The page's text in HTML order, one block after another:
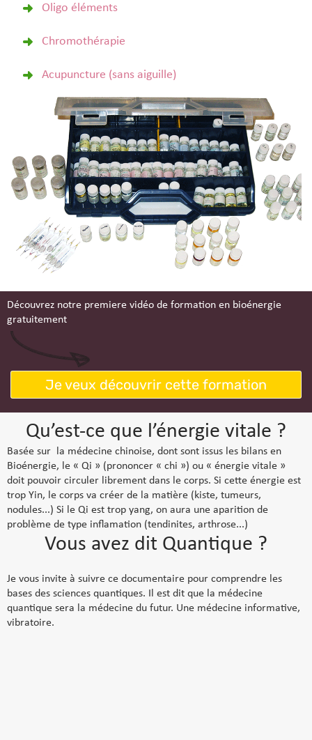
Oligo éléments
Chromothérapie
Acupuncture (sans aiguille)
Découvrez notre premiere vidéo de formation en bioénergie
gratuitement
Je veux découvrir cette formation
Qu’est-ce que l’énergie vitale ?
Basée sur la médecine chinoise, dont sont issus les bilans en
Bioénergie, le « Qi » (prononcer « chi ») ou « énergie vitale »
doit pouvoir circuler librement dans le corps. Si cette énergie est
trop Yin, le corps va créer de la matière (kiste, tumeurs,
nodules...) Si le Qi est trop yang, on aura une aparition de
problème de type inflamation (tendinites, arthrose...)
Vous avez dit Quantique ?
Je vous invite à suivre ce documentaire pour comprendre les
bases des sciences quantiques. Il est dit que la médecine
quantique sera la médecine du futur. Une médecine informative,
vibratoire.